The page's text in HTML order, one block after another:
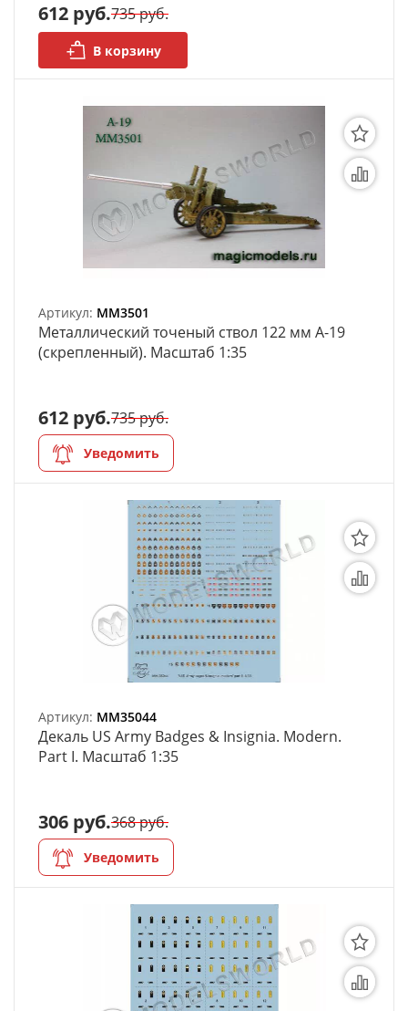
Деревянные бруски
Шпон ценных пород
Подставки под миниатюры
Футляры (витрины) для
моделей
Деревянные 3D модели
Деревянные шкатулки
Инструмент
Новогодние изделия
Дерево БАЛЬЗА и
Авиационная фанера
Модели из ФП смолы
Детские товары
АРХИВ
612 руб.735 руб.
В корзину
Артикул: MM3501
Металлический точеный ствол 122 мм A-19
(скрепленный). Масштаб 1:35
612 руб.735 руб.
Уведомить
Артикул: MM35044
Декаль US Army Badges & Insignia. Modern.
Part I. Масштаб 1:35
306 руб.368 руб.
Уведомить